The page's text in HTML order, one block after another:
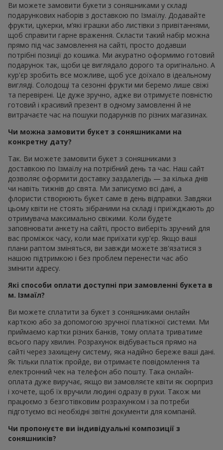
Ви можете замовити букети з соняшниками у складі
подарункових наборів з доставкою по Ізмаїлу. Додавайте
фрукти, цукерки, м’які іграшки або листівки з привітаннями,
щоб справити гарне враження. Скласти такий набір можна
прямо під час замовлення на сайті, просто додавши
потрібні позиції до кошика. Ми акуратно оформимо готовий
подарунок так, щоби це виглядало дорого та оригінально. А
кур'єр зробить все можливе, щоб усе доїхало в ідеальному
вигляді. Солодощі та сезонні фрукти ми беремо лише свіжі
та перевірені. Це дуже зручно, адже ви отримуєте повністю
готовий і красивий презент в одному замовленні й не
витрачаєте час на пошуки подарунків по різних магазинах.
Чи можна замовити букет з соняшниками на
конкретну дату?
Так. Ви можете замовити букет з соняшниками з
доставкою по Ізмаїлу на потрібний день та час. Наш сайт
дозволяє оформити доставку заздалегідь — за кілька днів
чи навіть тижнів до свята. Ми записуємо всі дані, а
флористи створюють букет саме в день відправки. Завдяки
цьому квіти не стоять зібраними на складі і приїжджають до
отримувача максимально свіжими. Коли будете
заповнювати анкету на сайті, просто виберіть зручний для
вас проміжок часу, коли має приїхати кур'єр. Якщо ваші
плани раптом зміняться, ви завжди можете зв'язатися з
нашою підтримкою і без проблем перенести час або
змінити адресу.
Які способи оплати доступні при замовленні букета в
м. Ізмаїл?
Ви можете сплатити за букет з соняшниками онлайн
карткою або за допомогою зручної платіжної системи. Ми
приймаємо картки різних банків, тому оплата триватиме
всього пару хвилин. Розрахунок відбувається прямо на
сайті через захищену систему, яка надійно береже ваші дані.
Як тільки платіж пройде, ви отримаєте повідомлення та
електронний чек на телефон або пошту. Така онлайн-
оплата дуже виручає, якщо ви замовляєте квіти як сюрприз
і хочете, щоб їх вручили людині одразу в руки. Також ми
працюємо з безготівковим розрахунком і за потреби
підготуємо всі необхідні звітні документи для компаній.
Чи пропонуєте ви індивідуальні композиції з
соняшників?